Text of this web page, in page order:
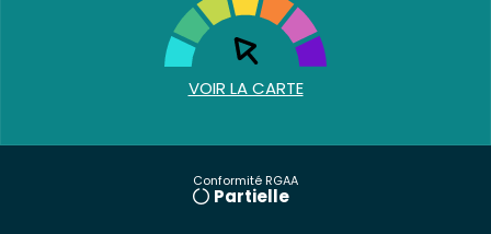
VOIR LA CARTE
Conformité RGAA
Partielle